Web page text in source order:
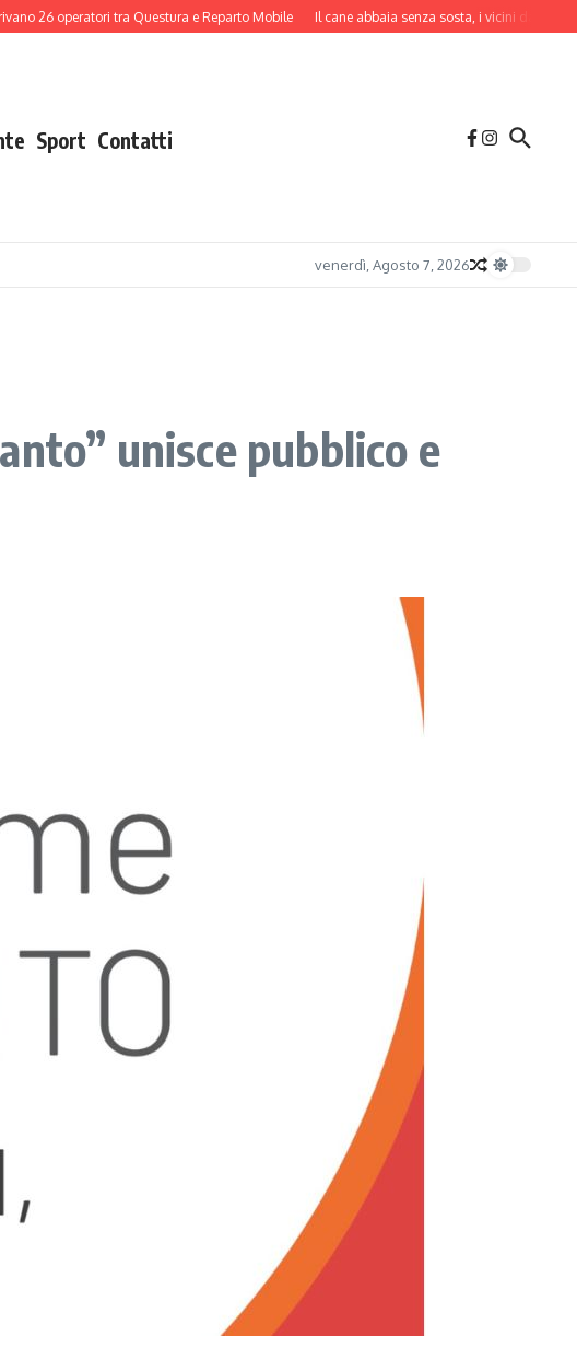
operatori tra Questura e Reparto Mobile Il cane abbaia senza sosta, i vicini danno
Sport Contatti
venerdì, Agosto 7, 2026
unisce pubblico e